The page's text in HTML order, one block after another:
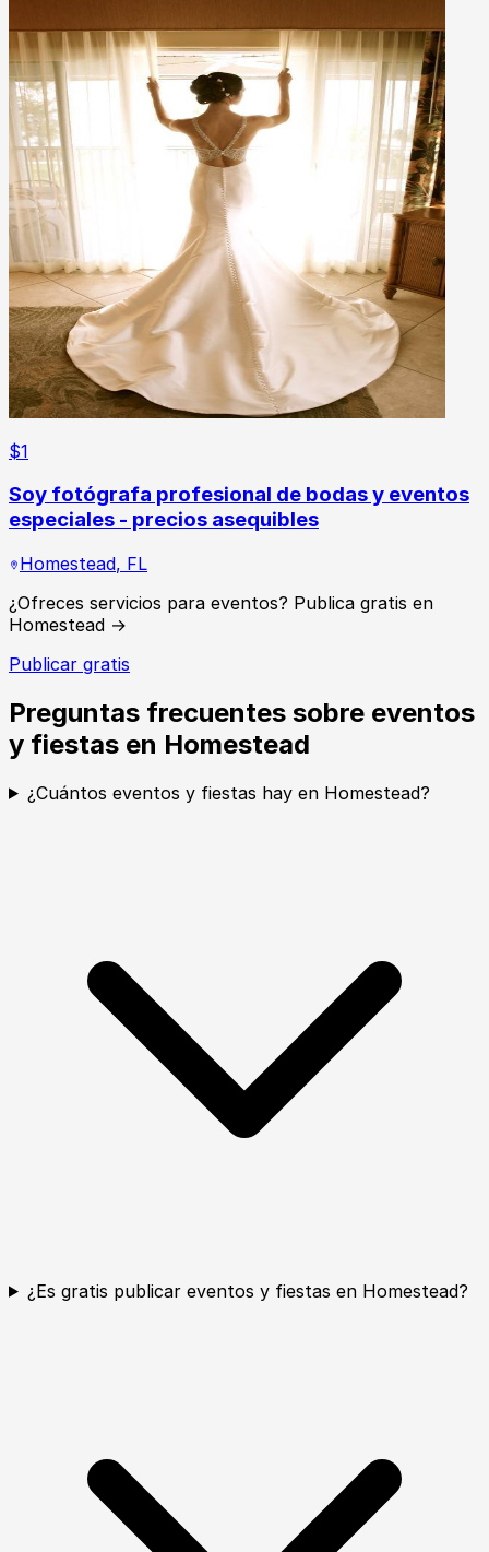
$1
Soy fotógrafa profesional de bodas y eventos
especiales - precios asequibles
Homestead, FL
¿Ofreces servicios para eventos? Publica gratis en
Homestead →
Publicar gratis
Preguntas frecuentes sobre eventos
y fiestas en Homestead
¿Cuántos eventos y fiestas hay en Homestead?
¿Es gratis publicar eventos y fiestas en Homestead?